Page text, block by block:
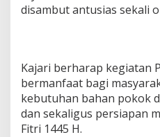
a
a
h
disambut antusias sekali
Kajari berharap kegiatan
bermanfaat bagi
kebutuhan bahan pokok
dan sekaligus persiapan
Fitri 1445 H.